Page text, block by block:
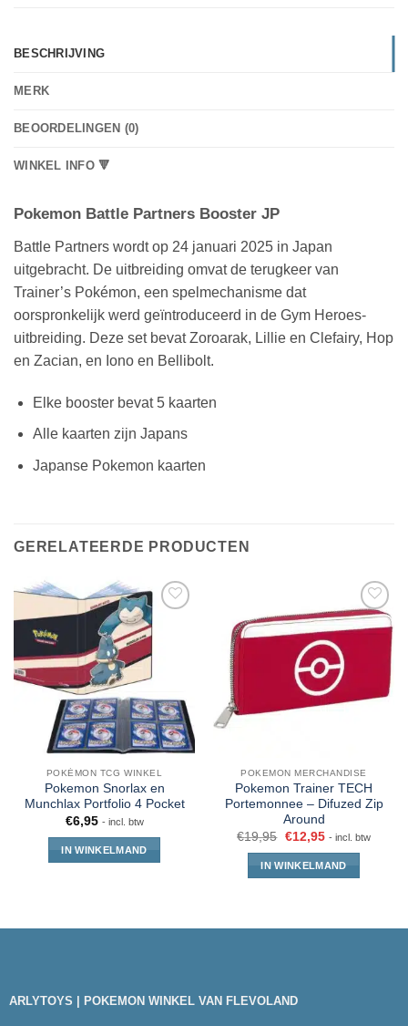
BESCHRIJVING
MERK
BEOORDELINGEN (0)
WINKEL INFO 🔻
Pokemon Battle Partners Booster JP
Battle Partners wordt op 24 januari 2025 in Japan
uitgebracht. De uitbreiding omvat de terugkeer van
Trainer’s Pokémon, een spelmechanisme dat
oorspronkelijk werd geïntroduceerd in de Gym Heroes-
uitbreiding. Deze set bevat Zoroarak, Lillie en Clefairy, Hop
en Zacian, en Iono en Bellibolt.
Elke booster bevat 5 kaarten
Alle kaarten zijn Japans
Japanse Pokemon kaarten
GERELATEERDE PRODUCTEN
POKÉMON TCG WINKEL
Pokemon Snorlax en
Munchlax Portfolio 4 Pocket
€6,95 - incl. btw
IN WINKELMAND
POKEMON MERCHANDISE
Pokemon Trainer TECH
Portemonnee – Difuzed Zip
Around
€19,95 €12,95 - incl. btw
IN WINKELMAND
ARLYTOYS | POKEMON WINKEL VAN FLEVOLAND